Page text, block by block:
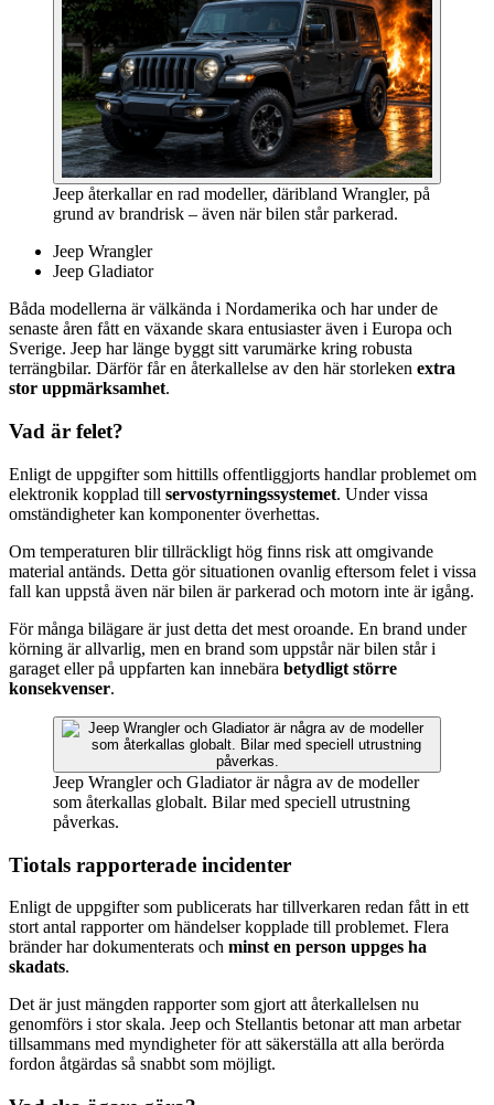
Jeep återkallar en rad modeller, däribland Wrangler, på
grund av brandrisk – även när bilen står parkerad.
Jeep Wrangler
Jeep Gladiator
Båda modellerna är välkända i Nordamerika och har under de
senaste åren fått en växande skara entusiaster även i Europa och
Sverige. Jeep har länge byggt sitt varumärke kring robusta
terrängbilar. Därför får en återkallelse av den här storleken extra
stor uppmärksamhet.
Vad är felet?
Enligt de uppgifter som hittills offentliggjorts handlar problemet om
elektronik kopplad till servostyrningssystemet. Under vissa
omständigheter kan komponenter överhettas.
Om temperaturen blir tillräckligt hög finns risk att omgivande
material antänds. Detta gör situationen ovanlig eftersom felet i vissa
fall kan uppstå även när bilen är parkerad och motorn inte är igång.
För många bilägare är just detta det mest oroande. En brand under
körning är allvarlig, men en brand som uppstår när bilen står i
garaget eller på uppfarten kan innebära betydligt större
konsekvenser.
Jeep Wrangler och Gladiator är några av de modeller
som återkallas globalt. Bilar med speciell utrustning
påverkas.
Tiotals rapporterade incidenter
Enligt de uppgifter som publicerats har tillverkaren redan fått in ett
stort antal rapporter om händelser kopplade till problemet. Flera
bränder har dokumenterats och minst en person uppges ha
skadats.
Det är just mängden rapporter som gjort att återkallelsen nu
genomförs i stor skala. Jeep och Stellantis betonar att man arbetar
tillsammans med myndigheter för att säkerställa att alla berörda
fordon åtgärdas så snabbt som möjligt.